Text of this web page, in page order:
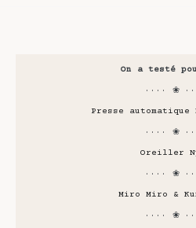
On a testé
···· ❀
Presse automatique
···· ❀
Oreiller
···· ❀
Miro Miro &
···· ❀